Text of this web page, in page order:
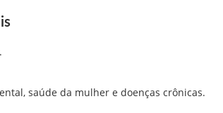
saúde da mulher e doenças crônicas.